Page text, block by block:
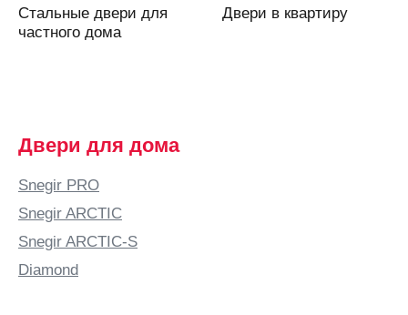
Астана
Атырау
Аша
Б
Бабяково
(Воронежская
область)
Стальные двери для
частного дома
Двери в квартиру
Двери для дома
Snegir PRO
Snegir ARCTIC
Snegir ARCTIC-S
Diamond